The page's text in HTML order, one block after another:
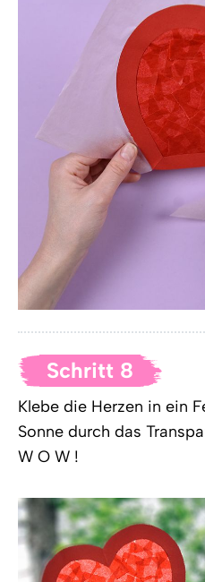
Schritt 8
Klebe die Herzen in ein
Sonne durch das
W O W !